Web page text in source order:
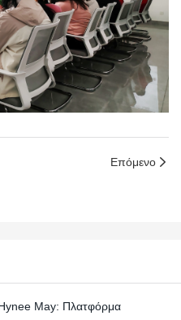
Επόμενο
May: Πλατφόρμα